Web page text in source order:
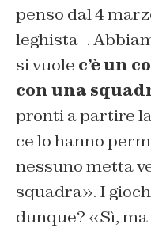
penso dal 4
leghista -.
si vuole c’è un
con una
pronti a partire
ce lo hanno
nessuno metta
squadra». I
dunque? «Sì,